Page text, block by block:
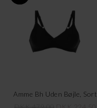
Amme Bh Uden Bøjle, Sort